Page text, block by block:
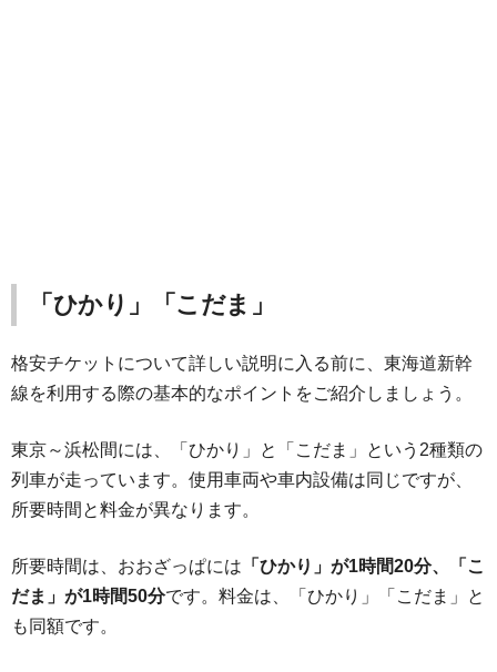
「ひかり」「こだま」
格安チケットについて詳しい説明に入る前に、東海道新幹
線を利用する際の基本的なポイントをご紹介しましょう。
東京～浜松間には、「ひかり」と「こだま」という2種類の
列車が走っています。使用車両や車内設備は同じですが、
所要時間と料金が異なります。
所要時間は、おおざっぱには 「ひかり」が1時間20分、「こ
だま」が1時間50分です。料金は、「ひかり」「こだま」と
も同額です。